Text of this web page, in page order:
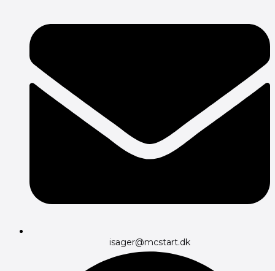
isager@mcstart.dk